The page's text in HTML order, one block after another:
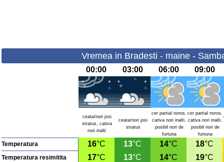
Vremea in Bradesti - maine -
00:00 03:00 06:00 09:00
ceata/nori josi
stratus, cativa
nori inalti
ceata/nori josi
stratus
cer partial noros,
cativa nori inalti,
posibil nori de
furtuna
cer partial noros,
cativa nori inalti,
posibil nori de
furtuna
Temperatura 16°C 13°C 14°C 18°C
Temperatura resimitita 17°C 13°C 14°C 19°C